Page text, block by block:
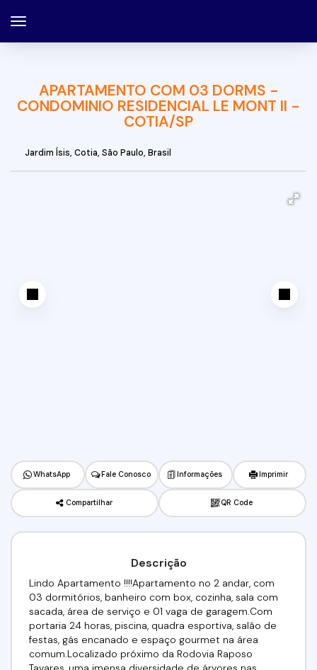
APARTAMENTO COM 03 DORMS -
CONDOMINIO RESIDENCIAL LE MONT II -
COTIA/SP
Jardim Ísis, Cotia, São Paulo, Brasil
WhatsApp Fale Conosco Informações Imprimir
Compartilhar QR Code
Descrição
Lindo Apartamento !!!!Apartamento no 2 andar, com
03 dormitórios, banheiro com box, cozinha, sala com
sacada, área de serviço e 01 vaga de garagem.Com
portaria 24 horas, piscina, quadra esportiva, salão de
festas, gás encanado e espaço gourmet na área
comum.Localizado próximo da Rodovia Raposo